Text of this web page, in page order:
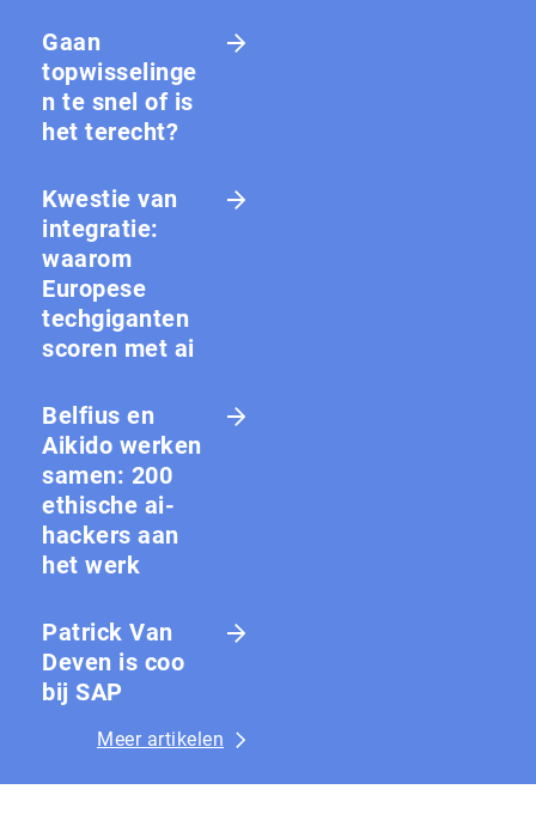
Gaan
topwisselinge
n te snel of is
het terecht?
Kwestie van
integratie:
waarom
Europese
techgiganten
scoren met ai
Belfius en
Aikido werken
samen: 200
ethische ai-
hackers aan
het werk
Patrick Van
Deven is coo
bij SAP
Meer artikelen